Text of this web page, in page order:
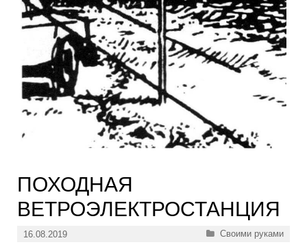
ПОХОДНАЯ
ВЕТРОЭЛЕКТРОСТАНЦИЯ
16.08.2019 Рубрики
Своими руками